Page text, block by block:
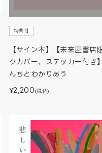
特典付
【サイン本】【未来屋書店
クカバー、ステッカー付き
んちとわかりあう
¥2,200(税込)